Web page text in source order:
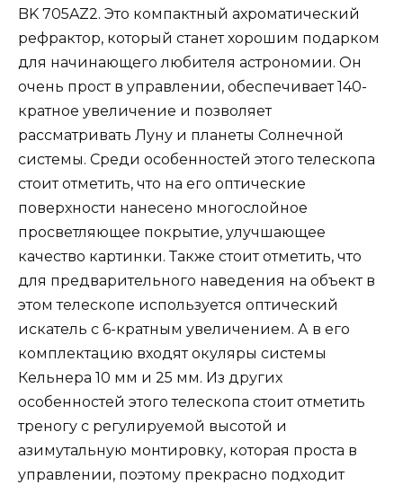
BK 705AZ2. Это компактный ахроматический
рефрактор, который станет хорошим подарком
для начинающего любителя астрономии. Он
очень прост в управлении, обеспечивает 140-
кратное увеличение и позволяет
рассматривать Луну и планеты Солнечной
системы. Среди особенностей этого телескопа
стоит отметить, что на его оптические
поверхности нанесено многослойное
просветляющее покрытие, улучшающее
качество картинки. Также стоит отметить, что
для предварительного наведения на объект в
этом телескопе используется оптический
искатель с 6-кратным увеличением. А в его
комплектацию входят окуляры системы
Кельнера 10 мм и 25 мм. Из других
особенностей этого телескопа стоит отметить
треногу с регулируемой высотой и
азимутальную монтировку, которая проста в
управлении, поэтому прекрасно подходит